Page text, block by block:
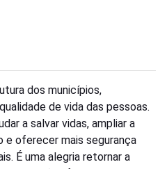
dos municípios,
de vida das pessoas.
a salvar vidas, ampliar a
e oferecer mais segurança
É uma alegria retornar a